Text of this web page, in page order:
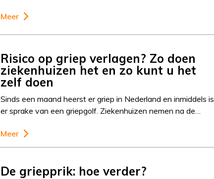
Meer
Risico op griep verlagen? Zo doen
ziekenhuizen het en zo kunt u het
zelf doen
Sinds een maand heerst er griep in Nederland en inmiddels is
er sprake van een griepgolf. Ziekenhuizen nemen na de…
Meer
De griepprik: hoe verder?